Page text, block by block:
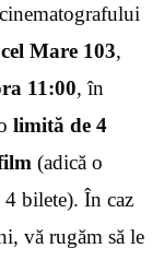
Mare 103,
11:00, în
limită de 4
(adică o
bilete). În caz
vă rugăm să le